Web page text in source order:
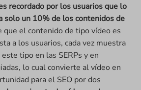
recordado por los usuarios que lo
solo un 10% de los contenidos de
que el contenido de tipo vídeo es
a los usuarios, cada vez muestra
tipo en las SERPs y en
lo cual convierte al vídeo en
para el SEO por dos